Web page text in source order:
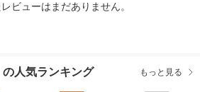
ビューはまだありません。
人気ランキング もっと見る